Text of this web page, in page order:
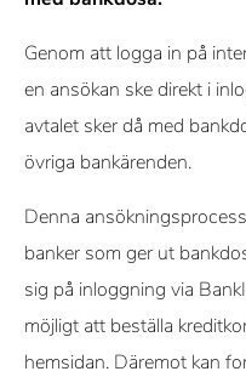
Genom att logga in på
en ansökan ske direkt i
avtalet sker då med
övriga bankärenden.
Denna
banker som ger ut
sig på inloggning via
möjligt att beställa
hemsidan. Däremot kan